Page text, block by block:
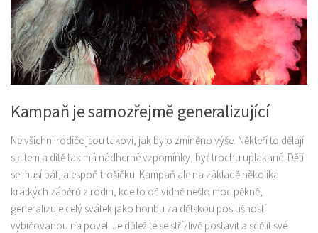
Kampaň je samozřejmě generalizující
Ne všichni rodiče jsou takoví, jak bylo zmíněno výše. Někteří to dělají
s citem a dítě tak má nádherné vzpomínky, byť trochu uplakané. Děti
se musí bát, alespoň trošičku. Kampaň ale na základě několika
krátkých záběrů z rodin, kde to očividně nešlo moc pěkně,
generalizuje celý svátek jako honbu za dětskou poslušností
vybičovanou na povel. Je důležité se střízlivě postavit a sdělit své